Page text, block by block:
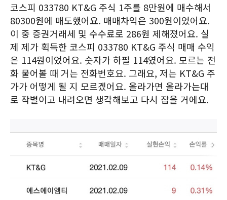
코스피 033780 KT&G 주식 1주를 8만원에 매수해서
80300원에 매도했어요. 매매차익은 300원이었어요.
이 중 증권거래세 및 수수료로 286원 제해졌어요. 실
제 제가 획득한 코스피 033780 KT&G 주식 매매 수익
은 114원이었어요. 숫자가 하필 114였어요. 모르는 전
화 물어볼 때 거는 전화번호요. 그래요, 저는 KT&G 주
가가 어떻게 될 지 모르겠어요. 올라가면 올라가는대
로 작별이고 내려오면 생각해보고 다시 잡을 거에요.